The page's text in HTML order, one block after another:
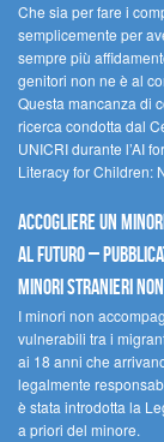
Che sia per fare i
semplicemente per
sempre più
genitori non ne è al
Questa mancanza di
ricerca condotta dal
UNICRI durante l’AI
Literacy for Children:
Accogliere un
al futuro –
Minori Stranieri
I minori non
vulnerabili tra i
ai 18 anni che
legalmente
è stata introdotta la
a priori del minore.